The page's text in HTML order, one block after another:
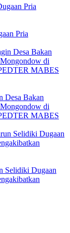
Pria
Desa Bakan
di
MABES
Selidiki Dugaan